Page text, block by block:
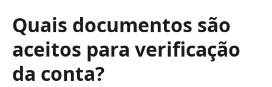
Quais documentos são
aceitos para verificação
da conta?